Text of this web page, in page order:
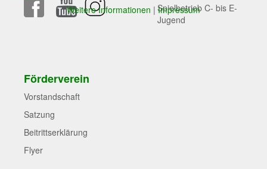
Spielbetrieb C- bis E-
Jugend
Förderverein
Vorstandschaft
Satzung
Beitrittserklärung
Flyer
Weitere Informationen | Impressum